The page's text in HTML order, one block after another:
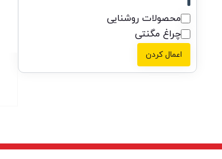
محصولات روشنایی
چراغ مگنتی
اعمال کردن